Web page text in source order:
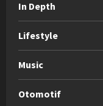
In Depth
Lifestyle
Music
Otomotif